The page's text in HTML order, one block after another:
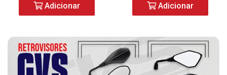
Adicionar Adicionar